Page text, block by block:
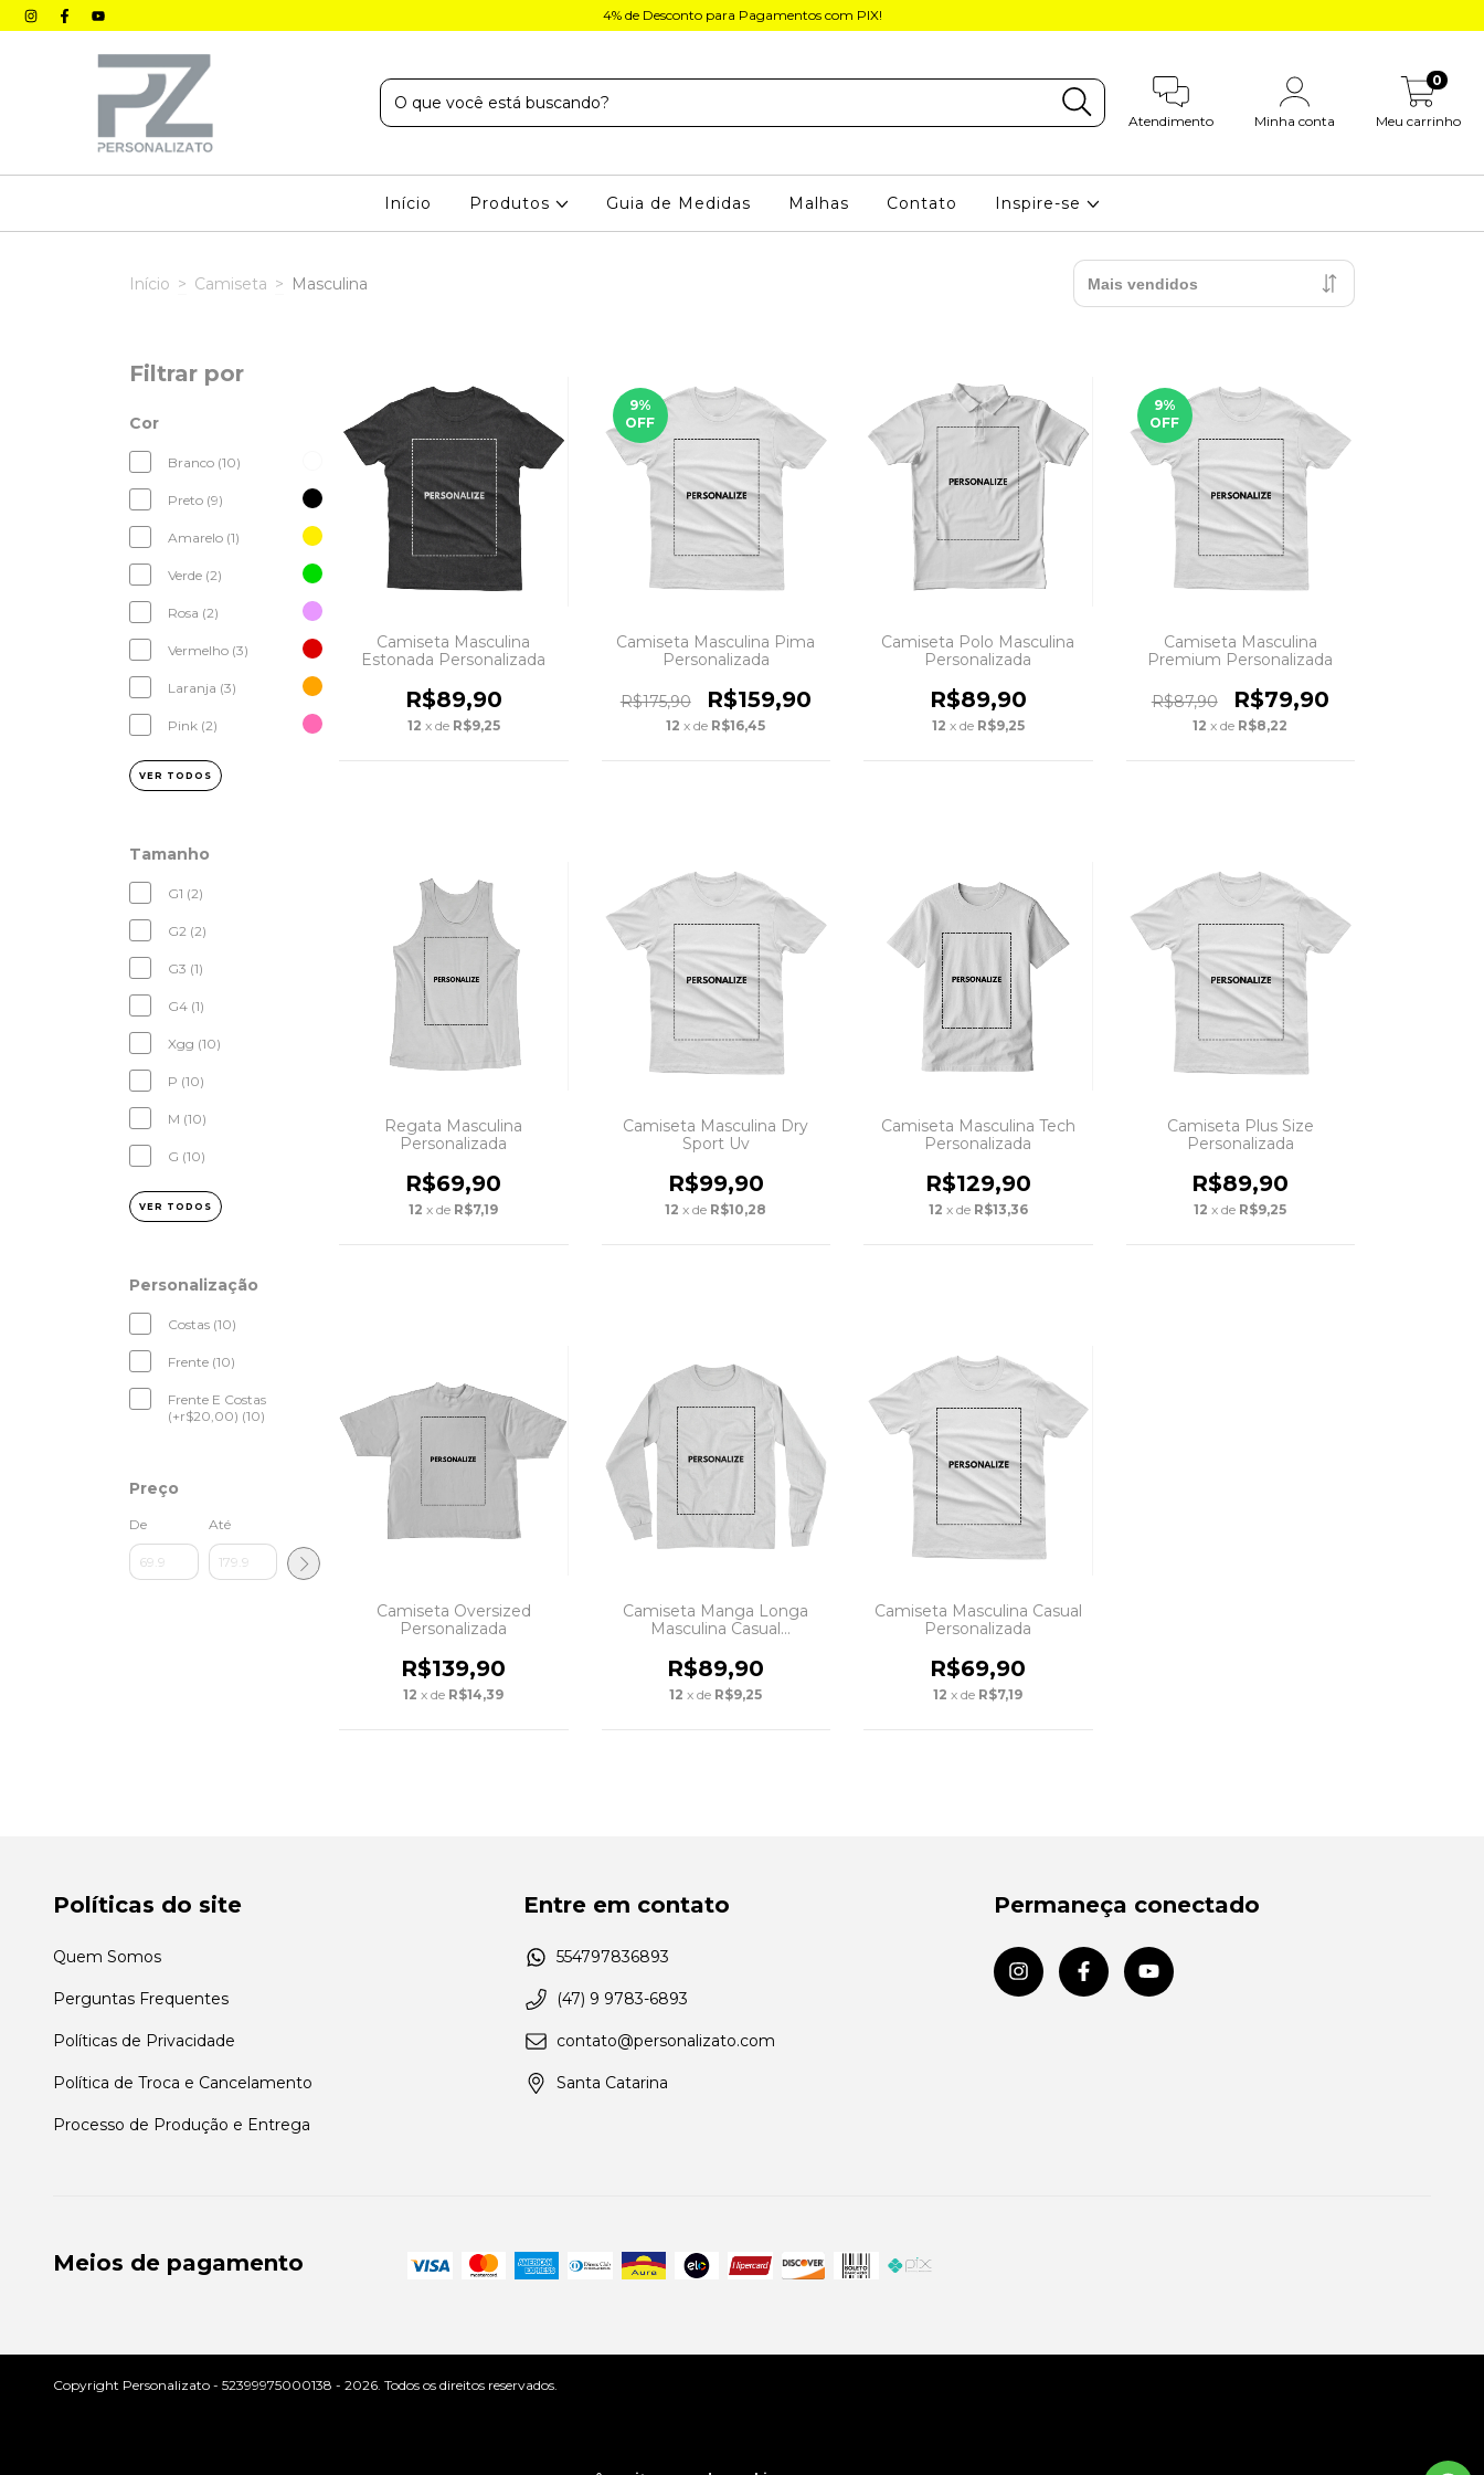
4% de Desconto para Pagamentos com PIX!
Atendimento Minha conta Meu carrinho
0
Início Produtos Guia de Medidas Malhas Contato Inspire-se
Início > Camiseta > Masculina
Filtrar por
Cor
Branco (10)
Preto (9)
Amarelo (1)
Verde (2)
Rosa (2)
Vermelho (3)
Laranja (3)
Pink (2)
VER TODOS
Tamanho
G1 (2)
G2 (2)
G3 (1)
G4 (1)
Xgg (10)
P (10)
M (10)
G (10)
VER TODOS
Personalização
Costas (10)
Frente (10)
Frente E Costas
(+r$20,00) (10)
Preço
De Até
Camiseta Masculina
Estonada Personalizada
R$89,90
12 x de R$9,25
9%
OFF
Camiseta Masculina Pima
Personalizada
R$175,90 R$159,90
12 x de R$16,45
Camiseta Polo Masculina
Personalizada
R$89,90
12 x de R$9,25
9%
OFF
Camiseta Masculina
Premium Personalizada
R$87,90 R$79,90
12 x de R$8,22
Regata Masculina
Personalizada
R$69,90
12 x de R$7,19
Camiseta Masculina Dry
Sport Uv
R$99,90
12 x de R$10,28
Camiseta Masculina Tech
Personalizada
R$129,90
12 x de R$13,36
Camiseta Plus Size
Personalizada
R$89,90
12 x de R$9,25
Camiseta Oversized
Personalizada
R$139,90
12 x de R$14,39
Camiseta Manga Longa
Masculina Casual
R$89,90
12 x de R$9,25
Camiseta Masculina Casual
Personalizada
R$69,90
12 x de R$7,19
Políticas do site
Quem Somos
Perguntas Frequentes
Políticas de Privacidade
Política de Troca e Cancelamento
Processo de Produção e Entrega
Entre em contato
554797836893
(47) 9 9783-6893
contato@personalizato.com
Santa Catarina
Permaneça conectado
Meios de pagamento
Copyright Personalizato - 52399975000138 - 2026. Todos os direitos reservados.